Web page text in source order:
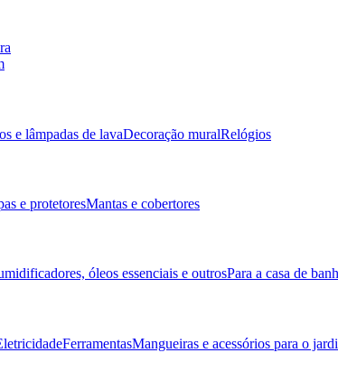
e lâmpadas de lavaDecoração muralRelógios
e protetoresMantas e cobertores
óleos essenciais e outrosPara a casa de
FerramentasMangueiras e acessórios para o